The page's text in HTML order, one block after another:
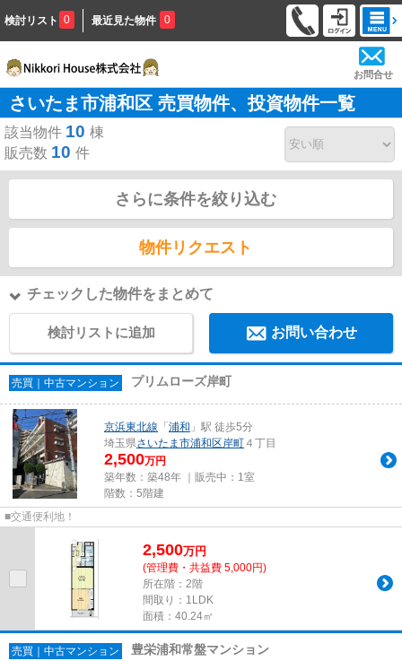
検討リスト 0 最近見た物件 0
お問合せ
さいたま市浦和区 売買物件、投資物件一覧
該当物件 10 棟
販売数 10 件
さらに条件を絞り込む
物件リクエスト
チェックした物件をまとめて
検討リストに追加 お問い合わせ
売買｜中古マンション プリムローズ岸町
京浜東北線 「 浦和 」駅 徒歩5分
埼玉県さいたま市浦和区岸町 ４丁目
2,500万円
築年数：築48年 ｜販売中： 1室
階数：5階建
■交通便利地！
2,500万円
(管理費・共益費 5,000円)
所在階：2階
間取り：1LDK
面積：40.24㎡
売買｜中古マンション 豊栄浦和常盤マンション